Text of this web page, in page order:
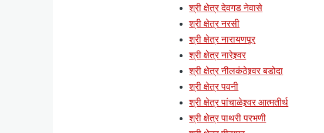
श्री क्षेत्र देवगड नेवासे
श्री क्षेत्र नरसी
श्री क्षेत्र नारायणपूर
श्री क्षेत्र नारेश्र्वर
श्री क्षेत्र नीलकंठेश्र्वर बडोदा
श्री क्षेत्र पवनी
श्री क्षेत्र पांचाळेश्र्वर आत्मतीर्थ
श्री क्षेत्र पाथरी परभणी